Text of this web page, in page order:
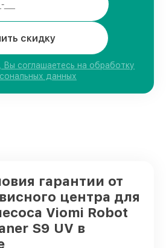
скидку
Вы соглашаетесь на обработку
данных
гарантии от
центра для
Viomi Robot
S9 UV в